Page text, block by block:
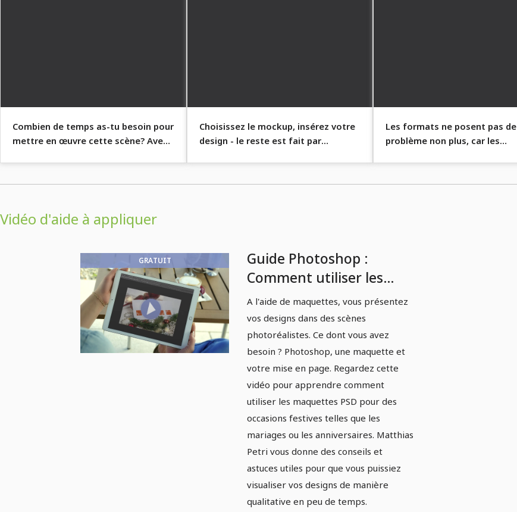
Combien de temps as-tu besoin pour
mettre en œuvre cette scène? Avec
Choisissez le mockup, insérez votre
design - le reste est fait par
Les formats ne posent pas de
problème non plus, car les
Vidéo d'aide à appliquer
GRATUIT
Guide Photoshop :
Comment utiliser les
maquettes pour les
occasions festives.
A l'aide de maquettes, vous présentez
vos designs dans des scènes
photoréalistes. Ce dont vous avez
besoin ? Photoshop, une maquette et
votre mise en page. Regardez cette
vidéo pour apprendre comment
utiliser les maquettes PSD pour des
occasions festives telles que les
mariages ou les anniversaires. Matthias
Petri vous donne des conseils et
astuces utiles pour que vous puissiez
visualiser vos designs de manière
qualitative en peu de temps.